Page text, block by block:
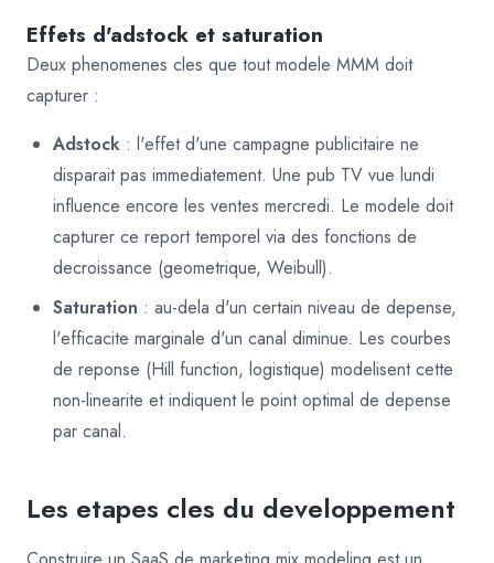
Effets d'adstock et saturation
Deux phenomenes cles que tout modele MMM doit
capturer :
Adstock : l'effet d'une campagne publicitaire ne
disparait pas immediatement. Une pub TV vue lundi
influence encore les ventes mercredi. Le modele doit
capturer ce report temporel via des fonctions de
decroissance (geometrique, Weibull).
Saturation : au-dela d'un certain niveau de depense,
l'efficacite marginale d'un canal diminue. Les courbes
de reponse (Hill function, logistique) modelisent cette
non-linearite et indiquent le point optimal de depense
par canal.
Les etapes cles du developpement